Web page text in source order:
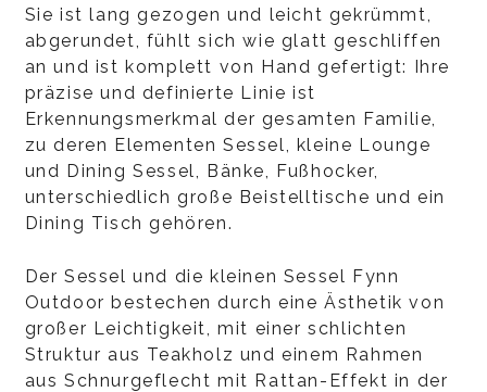
Sie ist lang gezogen und leicht gekrümmt,
abgerundet, fühlt sich wie glatt geschliffen
an und ist komplett von Hand gefertigt: Ihre
präzise und definierte Linie ist
Erkennungsmerkmal der gesamten Familie,
zu deren Elementen Sessel, kleine Lounge
und Dining Sessel, Bänke, Fußhocker,
unterschiedlich große Beistelltische und ein
Dining Tisch gehören.
Der Sessel und die kleinen Sessel Fynn
Outdoor bestechen durch eine Ästhetik von
großer Leichtigkeit, mit einer schlichten
Struktur aus Teakholz und einem Rahmen
aus Schnurgeflecht mit Rattan-Effekt in der